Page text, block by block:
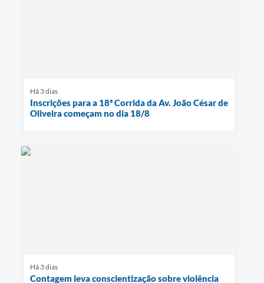
Há 3 dias
Inscrições para a 18ª Corrida da Av. João César de
Oliveira começam no dia 18/8
Há 3 dias
Contagem leva conscientização sobre violência